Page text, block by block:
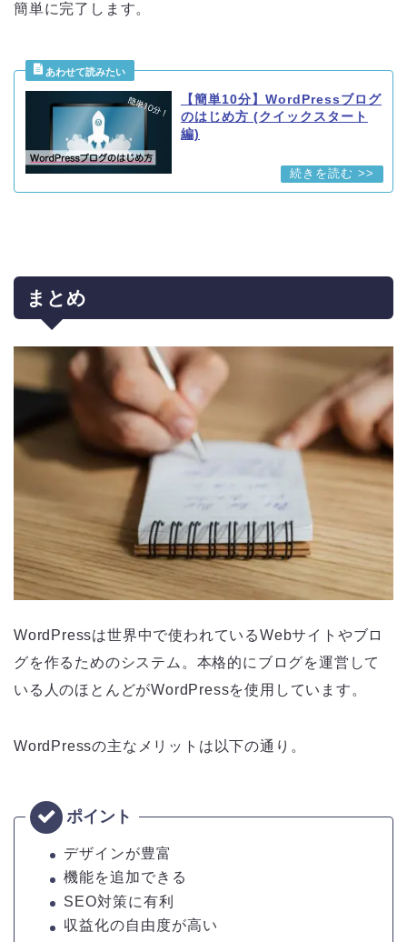
簡単に完了します。
【簡単10分】WordPressブログ
のはじめ方 (クイックスタート
編)
まとめ
WordPressは世界中で使われているWebサイトやブロ
グを作るためのシステム。本格的にブログを運営して
いる人のほとんどがWordPressを使用しています。
WordPressの主なメリットは以下の通り。
デザインが豊富
機能を追加できる
SEO対策に有利
収益化の自由度が高い